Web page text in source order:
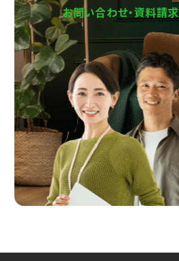
お問い合わせ・資料請求